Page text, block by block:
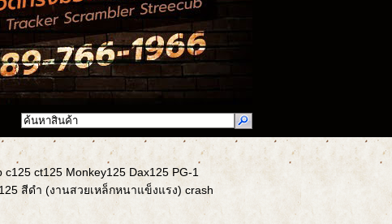
ct125 Monkey125 Dax125 PG-1
สีดำ (งานสวยเหล็กหนาแข็งแรง) crash